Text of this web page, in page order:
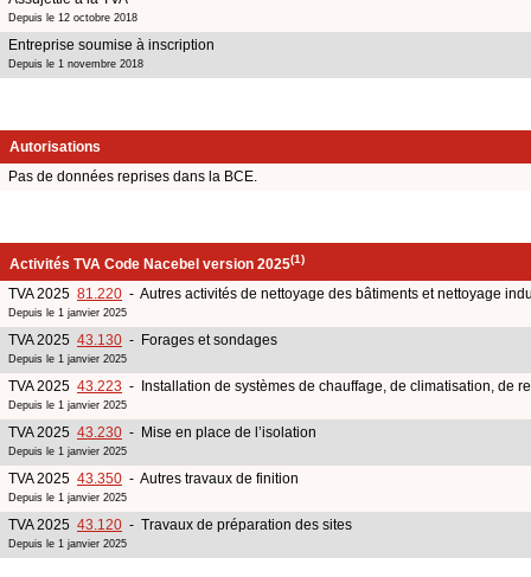
Depuis le 12 octobre 2018
Entreprise soumise à inscription
Depuis le 1 novembre 2018
Autorisations
Pas de données reprises dans la BCE.
Activités TVA Code Nacebel version 2025(1)
TVA 2025 81.220 - Autres activités de nettoyage des bâtiments et nettoyage
Depuis le 1 janvier 2025
TVA 2025 43.130 - Forages et sondages
Depuis le 1 janvier 2025
TVA 2025 43.223 - Installation de systèmes de chauffage, de climatisation, de
Depuis le 1 janvier 2025
TVA 2025 43.230 - Mise en place de l’isolation
Depuis le 1 janvier 2025
TVA 2025 43.350 - Autres travaux de finition
Depuis le 1 janvier 2025
TVA 2025 43.120 - Travaux de préparation des sites
Depuis le 1 janvier 2025